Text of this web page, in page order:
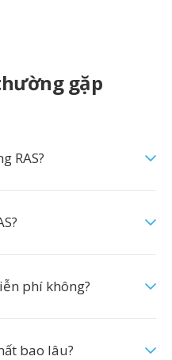
gặp
RAS?
phí không?
bao lâu?